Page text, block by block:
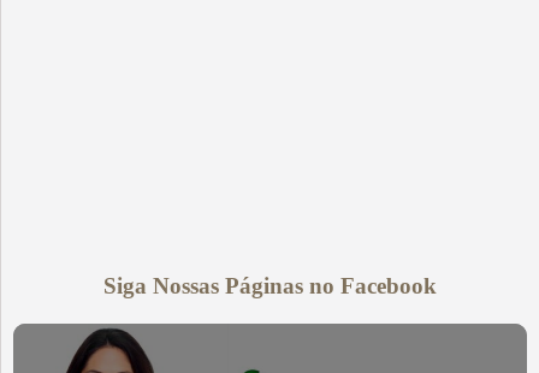
Siga Nossas Páginas no Facebook